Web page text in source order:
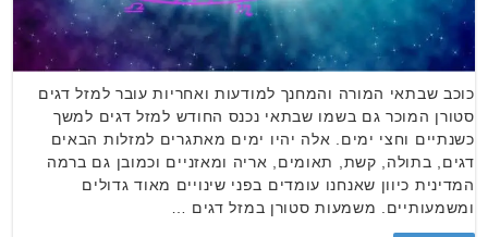
כוכב שבתאי המורה והמחנך למודעות ואחריות עובר למזל דגים
סטורן המוכר גם בשמו שבתאי נכנס החודש למזל דגים למשך
כשנתיים וחצי ימים. אלה יהיו ימים מאתגרים למזלות הבאים
דגים, בתולה, קשת, תאומים, אריה ומאזניים וכמובן גם ברמה
המדינית כיוון שאנחנו עומדים בפני שינויים מאוד גדולים
ומשמעותיים. משמעות סטורן במזל דגים …